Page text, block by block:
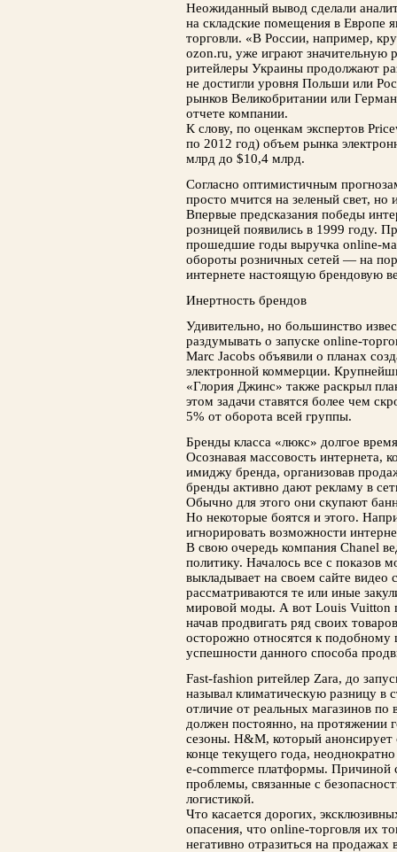
Неожиданный вывод сделали
на складские помещения в Европе
торговли. «В России, например,
ozon.ru, уже играют значительную
ритейлеры Украины продолжают
не достигли уровня Польши или
рынков Великобритании или
отчете компании.
К слову, по оценкам экспертов
по 2012 год) объем рынка
млрд до $10,4 млрд.
Согласно оптимистичным
просто мчится на зеленый свет,
Впервые предсказания победы
розницей появились в 1999 году.
прошедшие годы выручка online-
обороты розничных сетей — на
интернете настоящую брендовую
Инертность брендов
Удивительно, но большинство
раздумывать о запуске online-
Marc Jacobs объявили о планах
электронной коммерции.
«Глория Джинс» также раскрыл
этом задачи ставятся более чем
5% от оборота всей группы.
Бренды класса «люкс» долгое
Осознавая массовость интернета,
имиджу бренда, организовав
бренды активно дают рекламу в
Обычно для этого они скупают
Но некоторые боятся и этого.
игнорировать возможности
В свою очередь компания Chanel
политику. Началось все с показов
выкладывает на своем сайте видео
рассматриваются те или иные
мировой моды. А вот Louis Vuitton
начав продвигать ряд своих
осторожно относятся к
успешности данного способа
Fast-fashion ритейлер Zara, до
называл климатическую разницу
отличие от реальных магазинов
должен постоянно, на протяжении
сезоны. H&M, который анонсирует
конце текущего года,
e-commerce платформы. Причиной
проблемы, связанные с
логистикой.
Что касается дорогих,
опасения, что online-торговля их
негативно отразиться на продажах